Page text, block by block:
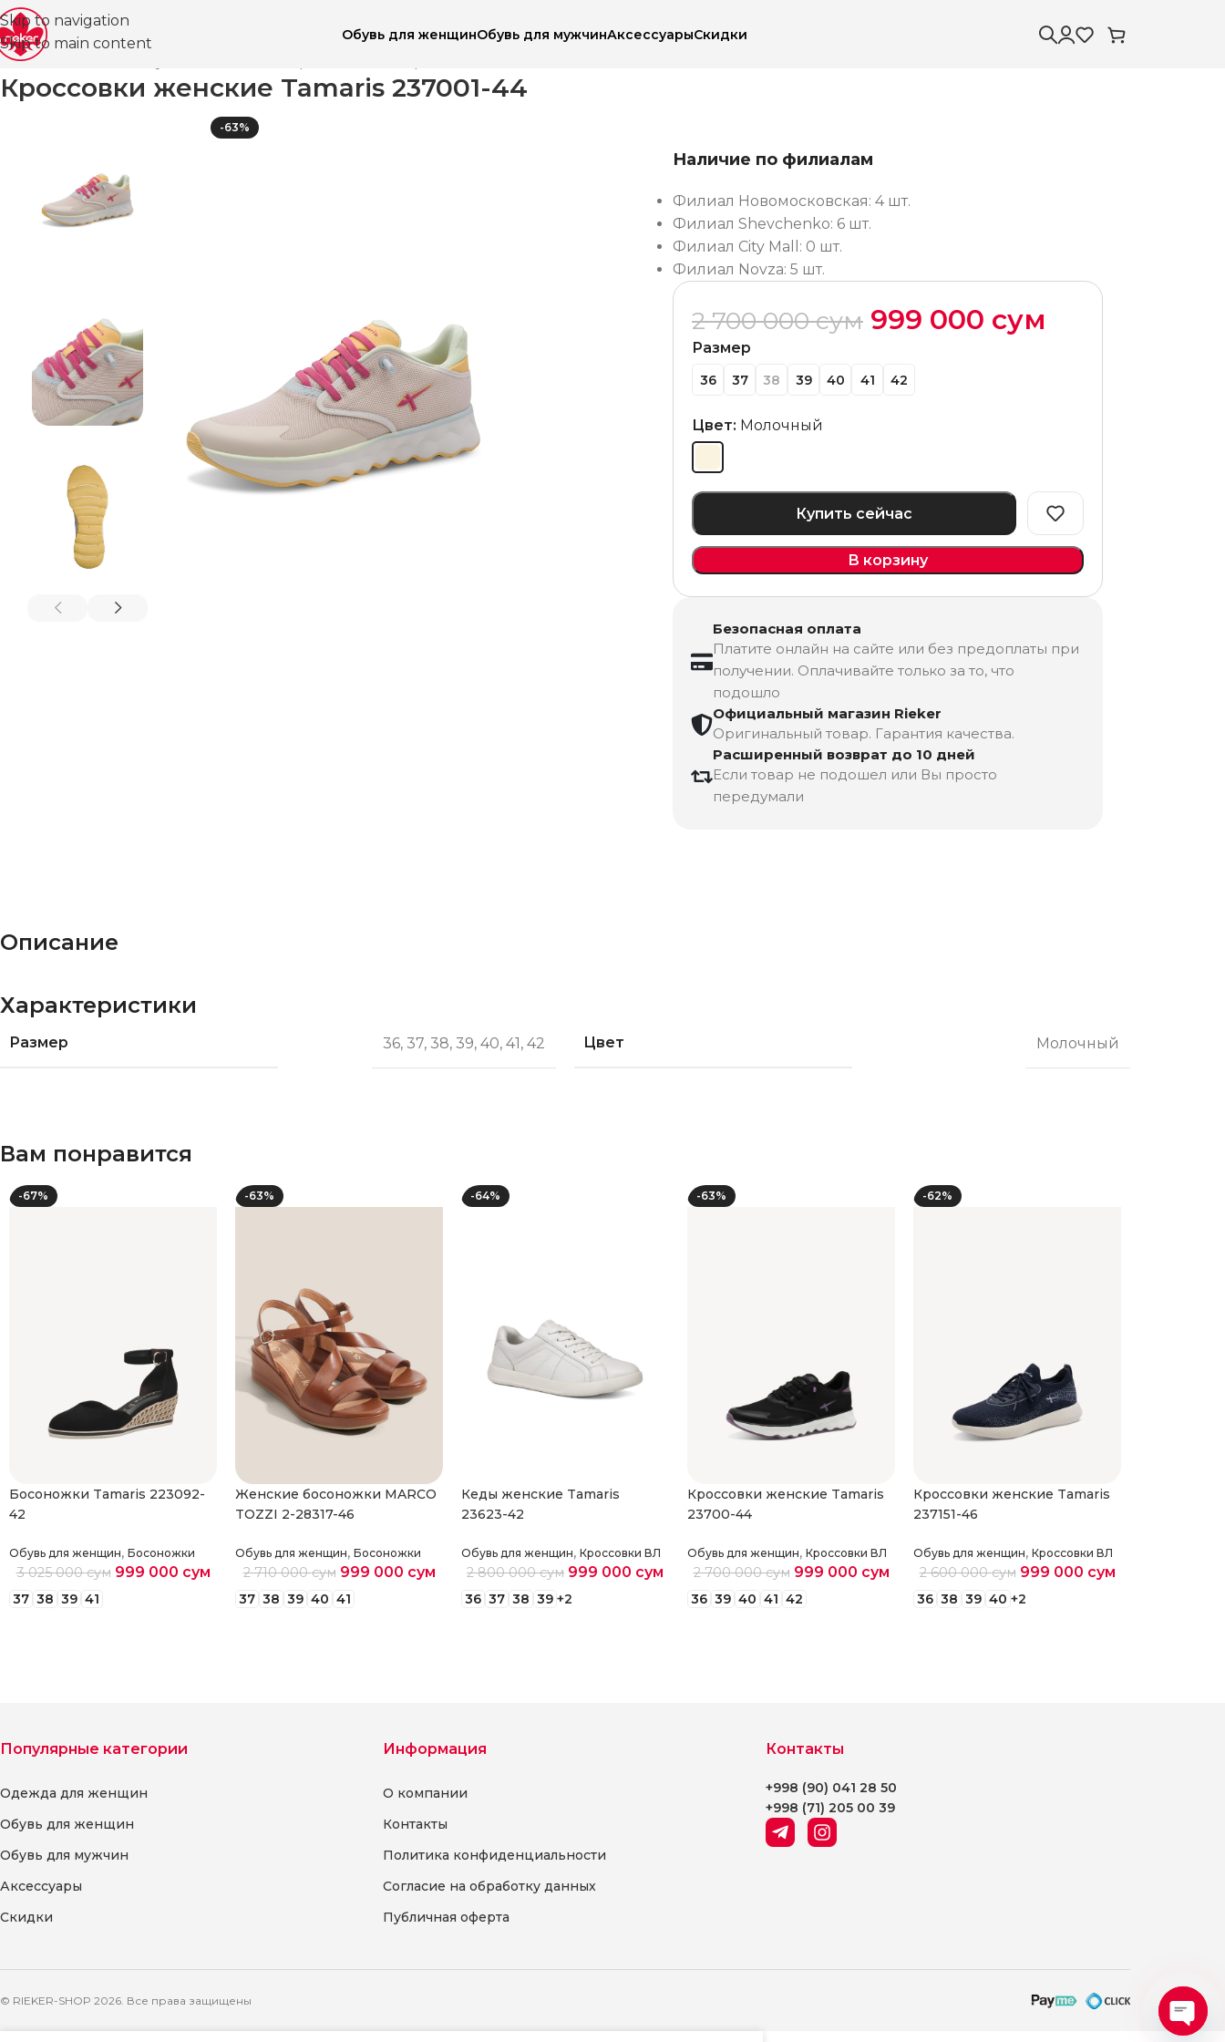
Skip to navigation
Skip to main content
Обувь для женщинОбувь для мужчинАксессуарыСкидки
Главная
Кроссовки женские Tamaris 237001-44
-63%
Наличие по филиалам
Филиал Новомосковская: 4 шт.
Филиал Shevchenko: 6 шт.
Филиал City Mall: 0 шт.
Филиал Novza: 5 шт.
2 700 000сум 999 000 сум
Размер
36 37 38 39 40 41 42
Цвет: Молочный
В корзину
Купить сейчас
Безопасная оплата
Платите онлайн на сайте или без предоплаты при
получении. Оплачивайте только за то, что
подошло
Официальный магазин Rieker
Оригинальный товар. Гарантия качества.
Расширенный возврат до 10 дней
Если товар не подошел или Вы просто
передумали
Описание
Характеристики
Размер 36, 37, 38, 39, 40, 41, 42 Цвет Молочный
Вам понравится
-67%
Босоножки Tamaris 223092-
42
Обувь для женщин, Босоножки
3 025 000сум 999 000 сум
37 38 39 41
-63%
Женские босоножки MARCO
TOZZI 2-28317-46
Обувь для женщин, Босоножки
2 710 000сум 999 000 сум
37 38 39 40 41
-64%
Кеды женские Tamaris
23623-42
Обувь для женщин, Кроссовки ВЛ
2 800 000сум 999 000 сум
36 37 38 39 +2
-63%
Кроссовки женские Tamaris
23700-44
Обувь для женщин, Кроссовки ВЛ
2 700 000сум 999 000 сум
36 39 40 41 42
-62%
Кроссовки женские Tamaris
237151-46
Обувь для женщин, Кроссовки ВЛ
2 600 000сум 999 000 сум
36 38 39 40 +2
Популярные категории
Одежда для женщин
Обувь для женщин
Обувь для мужчин
Аксессуары
Скидки
Информация
О компании
Контакты
Политика конфиденциальности
Согласие на обработку данных
Публичная оферта
Контакты
+998 (90) 041 28 50
+998 (71) 205 00 39
© RIEKER-SHOP 2026. Все права защищены